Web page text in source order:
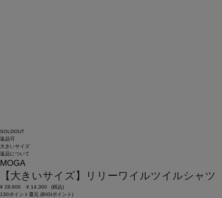
SOLDOUT
返品可
大きいサイズ
返品について
MOGA
【大きいサイズ】リリーワイルツイルシャツ
¥ 28,600 ¥ 14,300
(税込)
130ポイント還元 (BIGIポイント)